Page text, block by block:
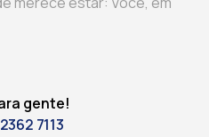
gente!
7113